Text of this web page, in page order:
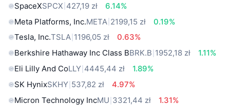
SpaceXSPCX 427,19 zł
6.14%
Meta Platforms, Inc.META 2199,15 zł
0.19%
Tesla, Inc.TSLA 1196,05 zł
0.63%
Berkshire Hathaway Inc Class BBRK.B 1952,18 zł
1.11%
Eli Lilly And CoLLY 4445,44 zł
1.89%
SK HynixSKHY 537,82 zł
4.97%
Micron Technology IncMU 3321,44 zł
1.31%